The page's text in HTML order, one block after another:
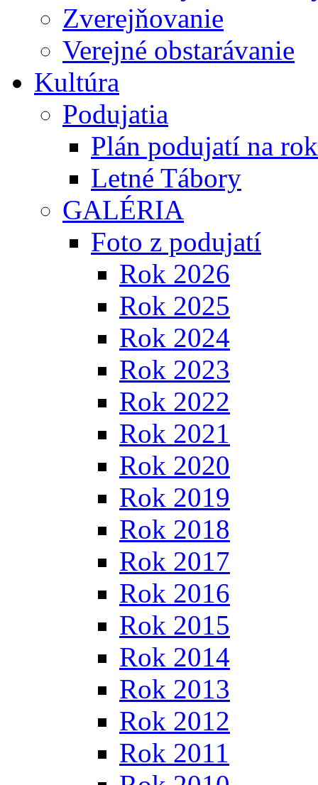
Zverejňovanie
Verejné obstarávanie
Kultúra
Podujatia
Plán podujatí na
Letné Tábory
GALÉRIA
Foto z podujatí
Rok 2026
Rok 2025
Rok 2024
Rok 2023
Rok 2022
Rok 2021
Rok 2020
Rok 2019
Rok 2018
Rok 2017
Rok 2016
Rok 2015
Rok 2014
Rok 2013
Rok 2012
Rok 2011